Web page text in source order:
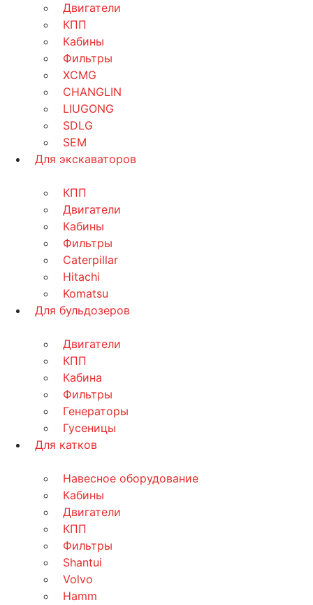
Двигатели
КПП
Кабины
Фильтры
XCMG
CHANGLIN
LIUGONG
SDLG
SEM
Для экскаваторов
КПП
Двигатели
Кабины
Фильтры
Caterpillar
Hitachi
Komatsu
Для бульдозеров
Двигатели
КПП
Кабина
Фильтры
Генераторы
Гусеницы
Для катков
Навесное оборудование
Кабины
Двигатели
КПП
Фильтры
Shantui
Volvo
Hamm